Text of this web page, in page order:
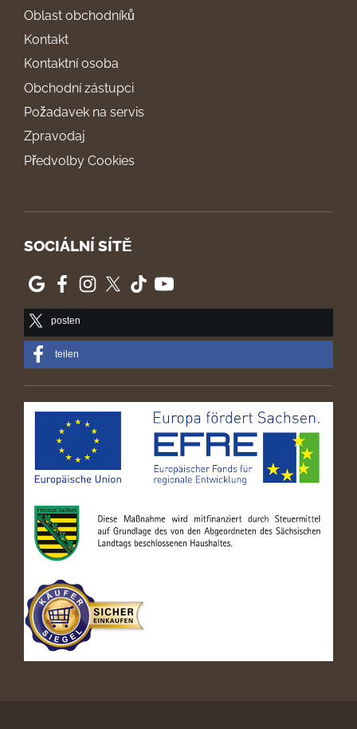
Oblast obchodníků
Kontakt
Kontaktní osoba
Obchodní zástupci
Požadavek na servis
Zpravodaj
Předvolby Cookies
SOCIÁLNÍ SÍTĚ
posten
teilen